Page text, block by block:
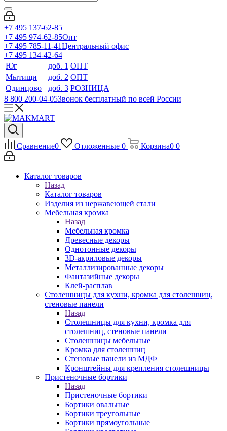
+7 495 137-62-85
+7 495 974-62-85Опт
+7 495 785-11-41Центральный офис
+7 495 134-42-64
Юг
доб. 1 ОПТ
Мытищи
доб. 2 ОПТ
Одинцово
доб. 3 РОЗНИЦА
8 800 200-04-05Звонок бесплатный по всей России
Сравнение0 Отложенные 0 Корзина0 0
Каталог товаров
Назад
Каталог товаров
Изделия из нержавеющей стали
Мебельная кромка
Назад
Мебельная кромка
Древесные декоры
Однотонные декоры
3D-акриловые декоры
Металлизированные декоры
Фантазийные декоры
Клей-расплав
Столешницы для кухни, кромка для столешниц,
стеновые панели
Назад
Столешницы для кухни, кромка для
столешниц, стеновые панели
Столешницы мебельные
Кромка для столешниц
Стеновые панели из МДФ
Кронштейны для крепления столешницы
Пристеночные бортики
Назад
Пристеночные бортики
Бортики овальные
Бортики треугольные
Бортики прямоугольные